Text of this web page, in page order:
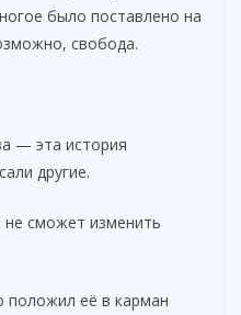
было поставлено на
свобода.
— эта история
другие.
сможет изменить
положил её в карман